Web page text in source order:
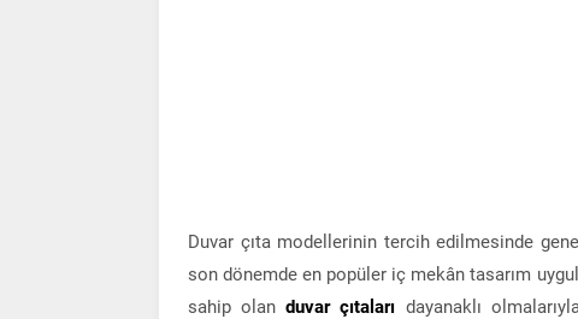
Duvar çıta modellerinin tercih edilmesinde
son dönemde en popüler iç mekân tasarım
sahip olanduvar çıtaları dayanaklı